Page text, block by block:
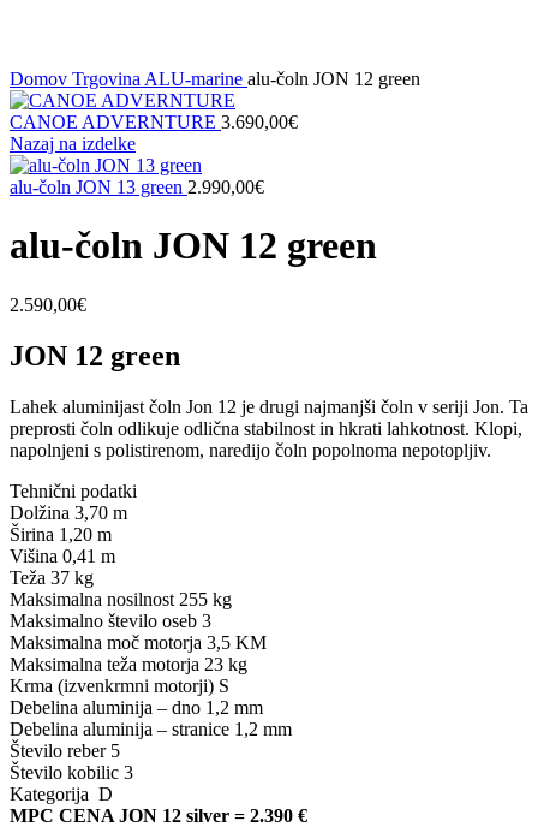
Domov Trgovina ALU-marine alu-čoln JON 12 green
CANOE ADVERNTURE 3.690,00€
Nazaj na izdelke
alu-čoln JON 13 green 2.990,00€
alu-čoln JON 12 green
2.590,00€
JON 12 green
Lahek aluminijast čoln Jon 12 je drugi najmanjši čoln v seriji Jon. Ta
preprosti čoln odlikuje odlična stabilnost in hkrati lahkotnost. Klopi,
napolnjeni s polistirenom, naredijo čoln popolnoma nepotopljiv.
Tehnični podatki
Dolžina 3,70 m
Širina 1,20 m
Višina 0,41 m
Teža 37 kg
Maksimalna nosilnost 255 kg
Maksimalno število oseb 3
Maksimalna moč motorja 3,5 KM
Maksimalna teža motorja 23 kg
Krma (izvenkrmni motorji) S
Debelina aluminija – dno 1,2 mm
Debelina aluminija – stranice 1,2 mm
Število reber 5
Število kobilic 3
Kategorija D
MPC CENA JON 12 silver = 2.390 €